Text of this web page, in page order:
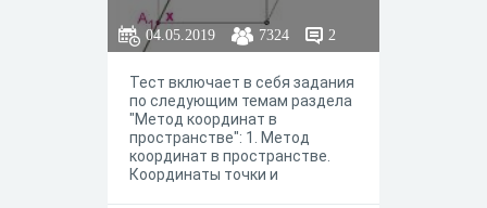
04.05.2019 7324 2
Тест включает в себя задания
по следующим темам раздела
"Метод координат в
пространстве": 1. Метод
координат в пространстве.
Координаты точки и